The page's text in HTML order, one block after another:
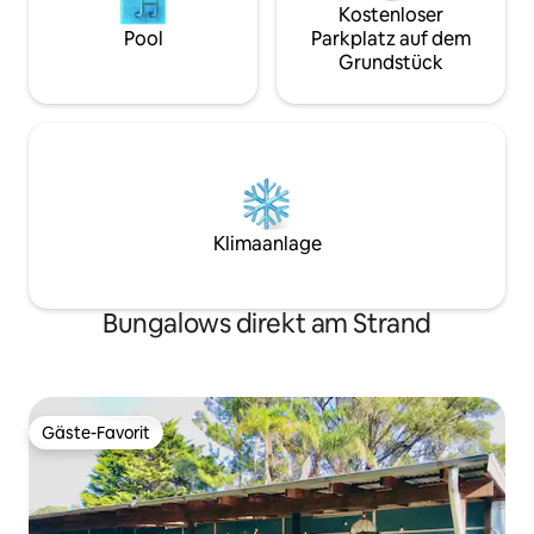
Pool
Kostenloser
Parkplatz auf dem
Grundstück
Klimaanlage
Bungalows direkt am Strand
Gäste-Favorit
Gäste-Favorit